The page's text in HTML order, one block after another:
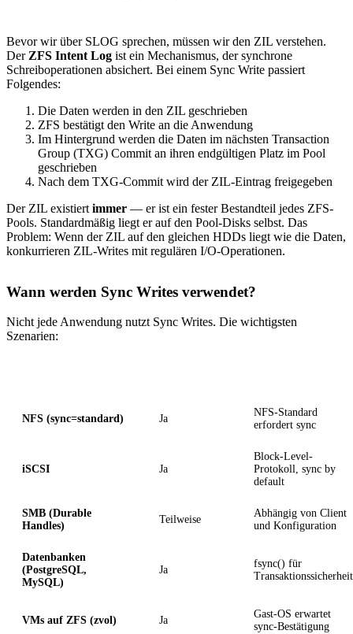
Bevor wir über SLOG sprechen, müssen wir den ZIL verstehen.
Der ZFS Intent Log ist ein Mechanismus, der synchrone
Schreiboperationen absichert. Bei einem Sync Write passiert
Folgendes:
Die Daten werden in den ZIL geschrieben
ZFS bestätigt den Write an die Anwendung
Im Hintergrund werden die Daten im nächsten Transaction
Group (TXG) Commit an ihren endgültigen Platz im Pool
geschrieben
Nach dem TXG-Commit wird der ZIL-Eintrag freigegeben
Der ZIL existiert immer — er ist ein fester Bestandteil jedes ZFS-
Pools. Standardmäßig liegt er auf den Pool-Disks selbst. Das
Problem: Wenn der ZIL auf den gleichen HDDs liegt wie die Daten,
konkurrieren ZIL-Writes mit regulären I/O-Operationen.
Wann werden Sync Writes verwendet?
Nicht jede Anwendung nutzt Sync Writes. Die wichtigsten
Szenarien:
NFS (sync=standard) Ja
NFS-Standard
erfordert sync
iSCSI Ja
Block-Level-
Protokoll, sync by
default
SMB (Durable
Handles)
Teilweise
Abhängig von Client
und Konfiguration
Datenbanken
(PostgreSQL,
MySQL)
Ja
fsync() für
Transaktionssicherheit
VMs auf ZFS (zvol) Ja
Gast-OS erwartet
sync-Bestätigung